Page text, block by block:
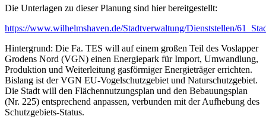
Die Unterlagen zu dieser Planung sind hier bereitgestellt:
https://www.wilhelmshaven.de/Stadtverwaltung/Dienststellen/
Hintergrund: Die Fa. TES will auf einem großen Teil des Voslapper
Grodens Nord (VGN) einen Energiepark für Import, Umwandlung,
Produktion und Weiterleitung gasförmiger Energieträger errichten.
Bislang ist der VGN EU-Vogelschutzgebiet und Naturschutzgebiet.
Die Stadt will den Flächennutzungsplan und den Bebauungsplan
(Nr. 225) entsprechend anpassen, verbunden mit der Aufhebung des
Schutzgebiets-Status.